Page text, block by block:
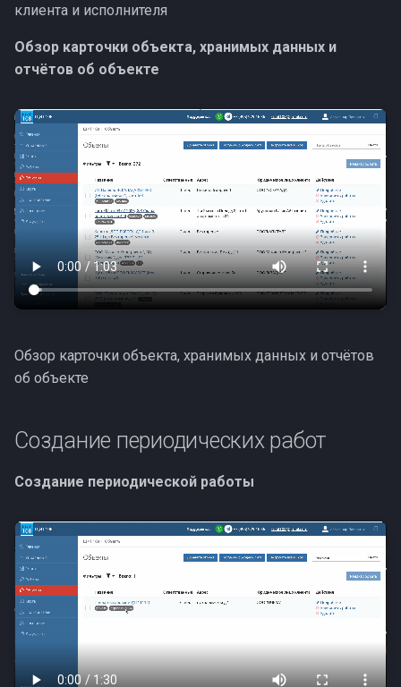
клиента и исполнителя
Обзор карточки объекта, хранимых данных и
отчётов об объекте
Обзор карточки объекта, хранимых данных и отчётов
об объекте
Создание периодических работ
Создание периодической работы